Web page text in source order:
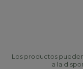
Los productos
a la